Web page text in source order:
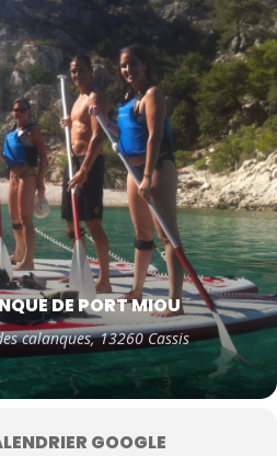
DE PORT MIOU
calanques, 13260 Cassis
GOOGLE